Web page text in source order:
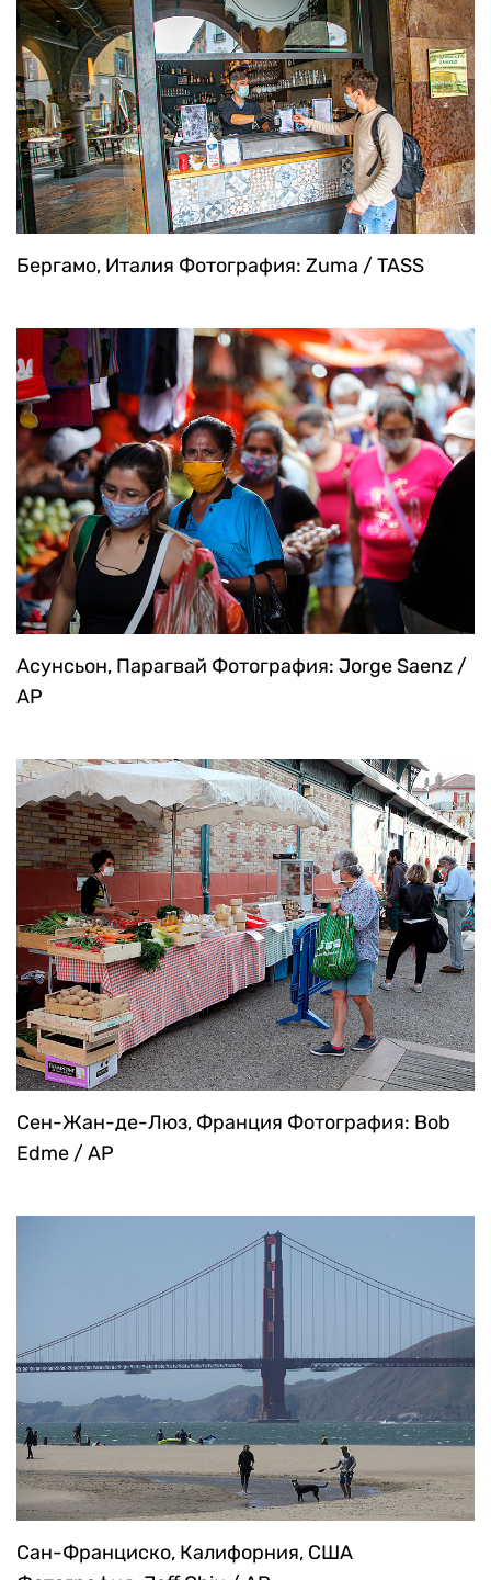
Бергамо, Италия Фотография: Zuma / TASS
Асунсьон, Парагвай Фотография: Jorge Saenz /
AP
Сен-Жан-де-Люз, Франция Фотография: Bob
Edme / AP
Сан-Франциско, Калифорния, США